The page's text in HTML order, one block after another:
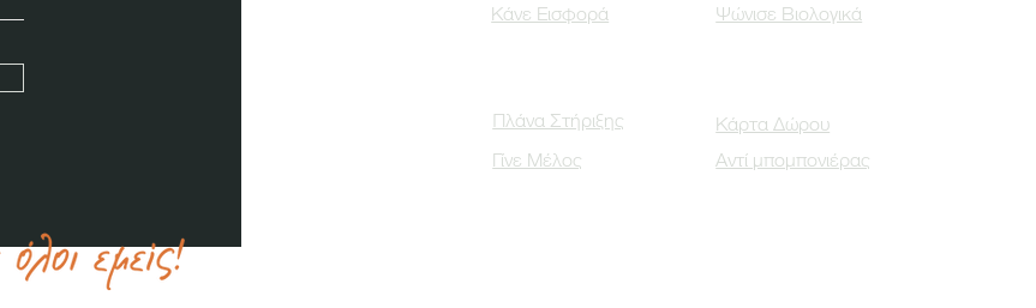
Κάνε Εισφορά Ψώνισε Βιολογικά
Πλάνα Στήριξης
Γίνε Μέλος
Κάρτα Δώρου
Αντί μπομπονιέρας